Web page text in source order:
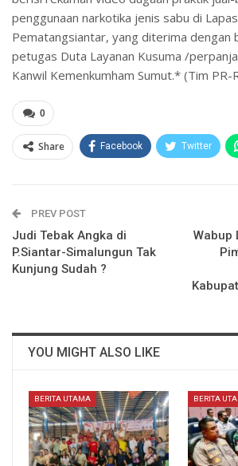
penggunaan narkotika jenis sabu di
Pematangsiantar, yang diterima dengan
petugas Duta Layanan Kusuma /
Kanwil Kemenkumham Sumut.* (Tim PR-
0
Share Facebook Twitter
PREV POST
Judi Tebak Angka di
P.Siantar-Simalungun Tak
Kunjung Sudah ?
Wabup
YOU MIGHT ALSO LIKE
BERITA UTAMA BERITA